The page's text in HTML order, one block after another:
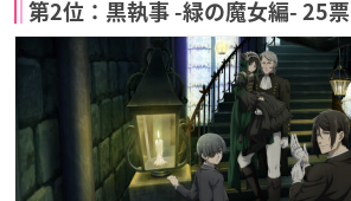
第2位：黒執事 -緑の魔女編- 25票